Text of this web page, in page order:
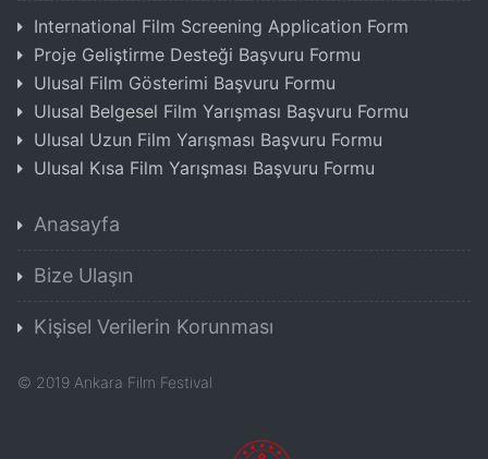
International Film Screening Application Form
Proje Geliştirme Desteği Başvuru Formu
Ulusal Film Gösterimi Başvuru Formu
Ulusal Belgesel Film Yarışması Başvuru Formu
Ulusal Uzun Film Yarışması Başvuru Formu
Ulusal Kısa Film Yarışması Başvuru Formu
Anasayfa
Bize Ulaşın
Kişisel Verilerin Korunması
© 2019 Ankara Film Festival